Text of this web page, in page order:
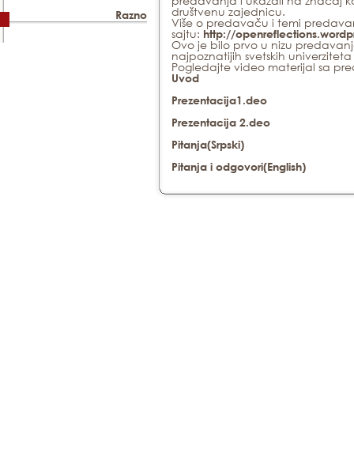
Razno društvenu zajednicu.
Više o predavaču i temi
sajtu: http://
Ovo je bilo prvo u nizu
najpoznatijih svetskih
Pogledajte video materijal sa
Uvod
Prezentacija1.deo
Prezentacija 2.deo
Pitanja(Srpski)
Pitanja i odgovori(English)